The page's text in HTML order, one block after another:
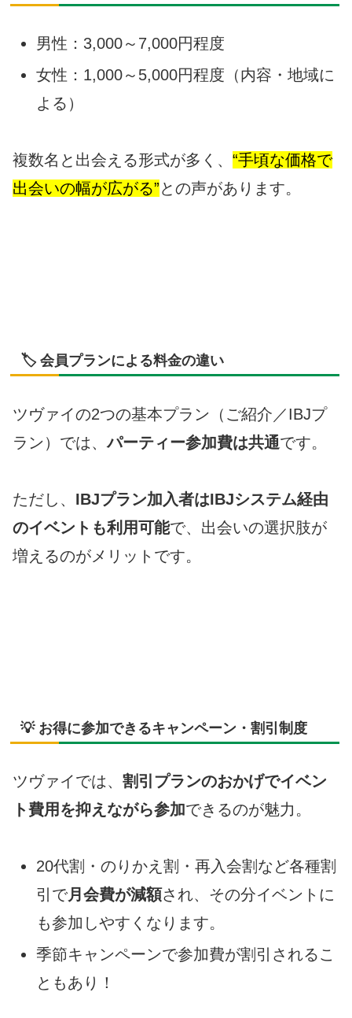
男性：3,000～7,000円程度
女性：1,000～5,000円程度（内容・地域に
よる）
複数名と出会える形式が多く、 “手頃な価格で
出会いの幅が広がる”との声があります。
🏷 会員プランによる料金の違い
ツヴァイの2つの基本プラン（ご紹介／IBJプ
ラン）では、パーティー参加費は共通です。
ただし、 IBJプラン加入者はIBJシステム経由
のイベントも利用可能で、出会いの選択肢が
増えるのがメリットです。
💡 お得に参加できるキャンペーン・割引制度
ツヴァイでは、 割引プランのおかげでイベン
ト費用を抑えながら参加できるのが魅力。
20代割・のりかえ割・再入会割など各種割
引で月会費が減額され、その分イベントに
も参加しやすくなります。
季節キャンペーンで参加費が割引されるこ
ともあり！